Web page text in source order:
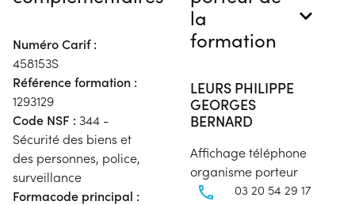
Numéro Carif :
458153S
Référence formation :
1293129
Code NSF : 344 -
Sécurité des biens et
des personnes, police,
surveillance
Formacode principal :
la
formation
LEURS PHILIPPE
GEORGES
BERNARD
Affichage téléphone
organisme porteur
03 20 54 29 17